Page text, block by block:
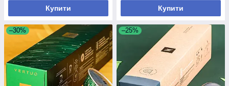
Купити Купити
–30% –25%